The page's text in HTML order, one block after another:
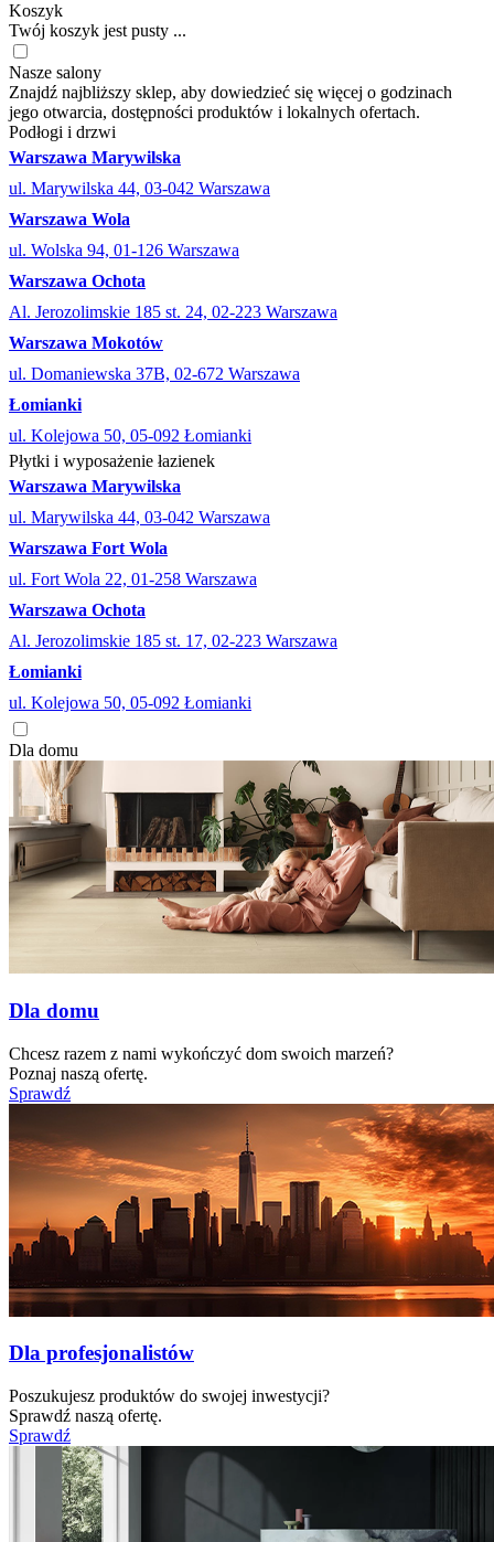
Koszyk
Twój koszyk jest pusty ...
Nasze salony
Znajdź najbliższy sklep, aby dowiedzieć się więcej o godzinach
jego otwarcia, dostępności produktów i lokalnych ofertach.
Podłogi i drzwi
Warszawa Marywilska
ul. Marywilska 44, 03-042 Warszawa
Warszawa Wola
ul. Wolska 94, 01-126 Warszawa
Warszawa Ochota
Al. Jerozolimskie 185 st. 24, 02-223 Warszawa
Warszawa Mokotów
ul. Domaniewska 37B, 02-672 Warszawa
Łomianki
ul. Kolejowa 50, 05-092 Łomianki
Płytki i wyposażenie łazienek
Warszawa Marywilska
ul. Marywilska 44, 03-042 Warszawa
Warszawa Fort Wola
ul. Fort Wola 22, 01-258 Warszawa
Warszawa Ochota
Al. Jerozolimskie 185 st. 17, 02-223 Warszawa
Łomianki
ul. Kolejowa 50, 05-092 Łomianki
Dla domu
Dla domu
Chcesz razem z nami wykończyć dom swoich marzeń?
Poznaj naszą ofertę.
Sprawdź
Dla profesjonalistów
Poszukujesz produktów do swojej inwestycji?
Sprawdź naszą ofertę.
Sprawdź